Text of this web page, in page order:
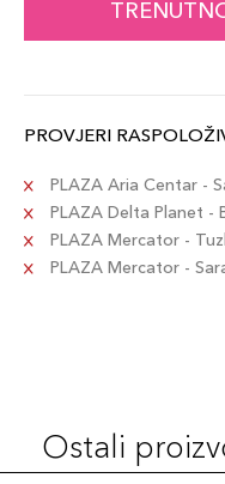
PROVJERI
PLAZA Aria Centar -
PLAZA Delta Planet -
PLAZA Mercator -
PLAZA Mercator -
Ostali